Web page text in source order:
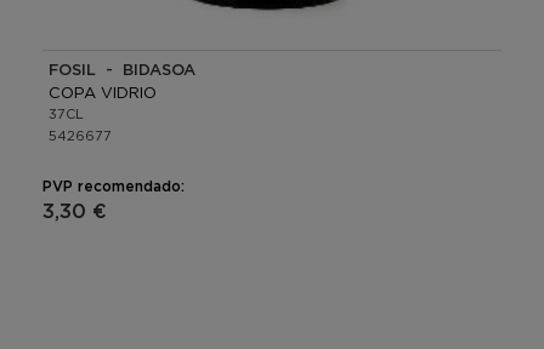
FOSIL - BIDASOA
COPA VIDRIO
37CL
5426677
PVP recomendado:
3,30 €